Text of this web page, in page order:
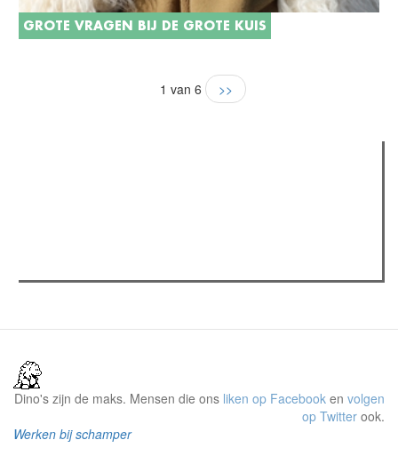
GROTE VRAGEN BIJ DE GROTE KUIS
1 van 6 >>
Dino's zijn de maks. Mensen die ons liken op Facebook en volgen
op Twitter ook.
Werken bij schamper